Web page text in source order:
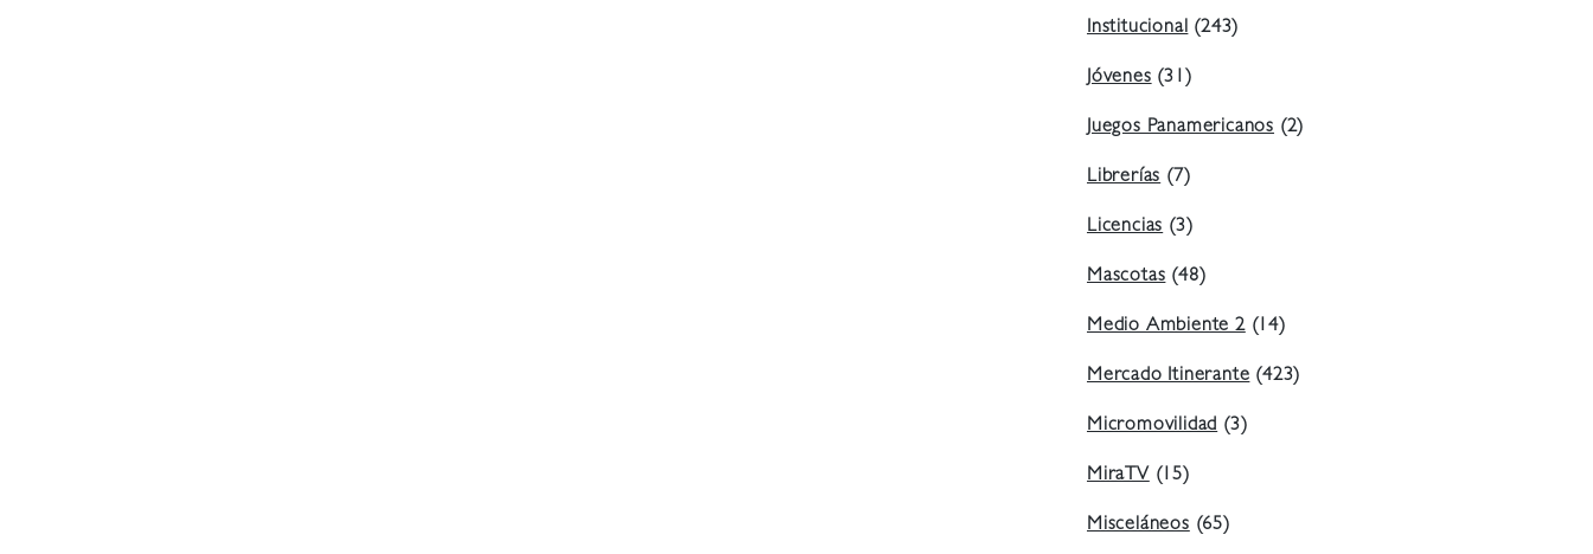
Institucional(243)
Jóvenes(31)
Juegos Panamericanos (2)
Librerías(7)
Licencias(3)
Mascotas(48)
Medio Ambiente 2(14)
Mercado Itinerante(423)
Micromovilidad(3)
MiraTV(15)
Misceláneos(65)